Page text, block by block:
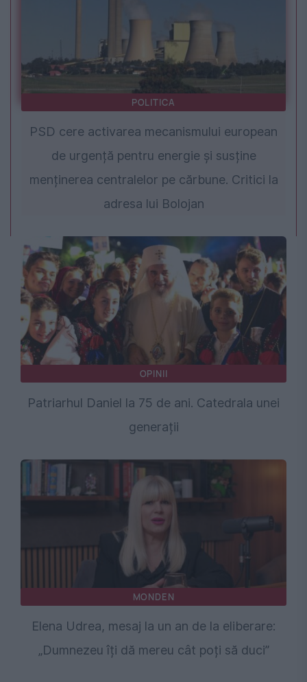
POLITICA
PSD cere activarea mecanismului european
de urgență pentru energie și susține
menținerea centralelor pe cărbune. Critici la
adresa lui Bolojan
OPINII
Patriarhul Daniel la 75 de ani. Catedrala unei
generații
MONDEN
Elena Udrea, mesaj la un an de la eliberare:
„Dumnezeu îți dă mereu cât poți să duci”